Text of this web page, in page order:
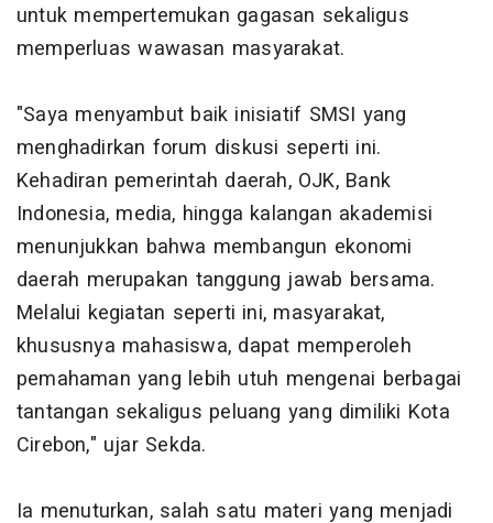
untuk mempertemukan gagasan sekaligus
memperluas wawasan masyarakat.
"Saya menyambut baik inisiatif SMSI yang
menghadirkan forum diskusi seperti ini.
Kehadiran pemerintah daerah, OJK, Bank
Indonesia, media, hingga kalangan akademisi
menunjukkan bahwa membangun ekonomi
daerah merupakan tanggung jawab bersama.
Melalui kegiatan seperti ini, masyarakat,
khususnya mahasiswa, dapat memperoleh
pemahaman yang lebih utuh mengenai berbagai
tantangan sekaligus peluang yang dimiliki Kota
Cirebon," ujar Sekda.
Ia menuturkan, salah satu materi yang menjadi